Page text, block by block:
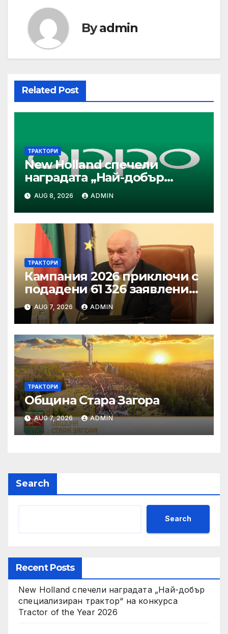
Byadmin
Related Post
ТРАКТОРИ
New Holland спечели
наградата „Най-добър
специализиран трактор“ на
конкурса Tractor of the Year
2026
AUG 8, 2026 ADMIN
ТРАКТОРИ
Кампания 2026 приключи с
подадени 61 326 заявления
за подпомагане
AUG 7, 2026 ADMIN
ТРАКТОРИ
Община Стара Загора
AUG 7, 2026 ADMIN
Search
Search
Recent Posts
New Holland спечели наградата „Най-добър
специализиран трактор“ на конкурса
Tractor of the Year 2026